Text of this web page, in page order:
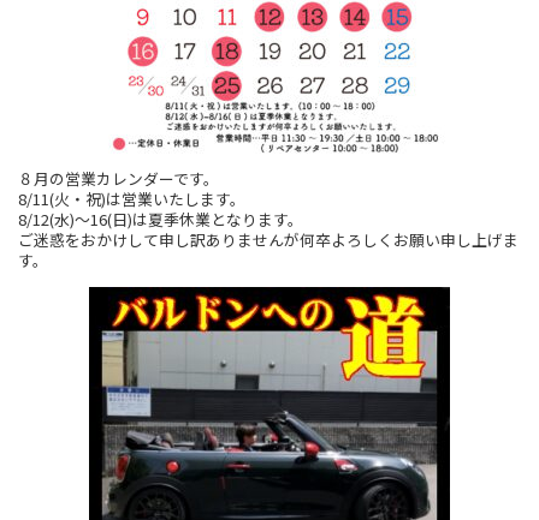
８月の営業カレンダーです。
8/11(火・祝)は営業いたします。
8/12(水)～16(日)は夏季休業となります。
ご迷惑をおかけして申し訳ありませんが何卒よろしくお願い申し上げま
す。